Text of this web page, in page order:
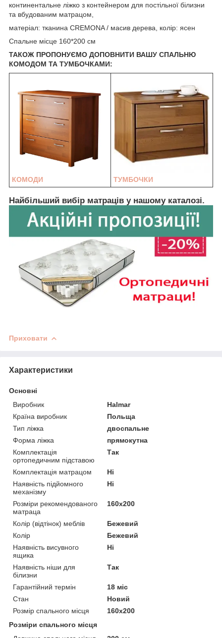
континентальне ліжко з контейнером для постільної білизни
та вбудованим матрацом,
матеріал: тканина CREMONA / масив дерева, колір: ясен
Спальне місце 160*200 см
ТАКОЖ ПРОПОНУЄМО ДОПОВНИТИ ВАШУ СПАЛЬНЮ
КОМОДОМ ТА ТУМБОЧКАМИ:
КОМОДИ ТУМБОЧКИ
Найбільший вибір матраців у нашому каталозі.
Приховати
Характеристики
Основні
Виробник
Halmar
Країна виробник
Польща
Тип ліжка
двоспальне
Форма ліжка
прямокутна
Комплектація
ортопедичним підставою
Так
Комплектація матрацом
Ні
Наявність підйомного
механізму
Ні
Розміри рекомендованого
матраца
160х200
Колір (відтінок) меблів
Бежевий
Колір
Бежевий
Наявність висувного
ящика
Ні
Наявність ніши для
білизни
Так
Гарантійний термін
18 міс
Стан
Новий
Розмір спального місця
160х200
Розміри спального місця